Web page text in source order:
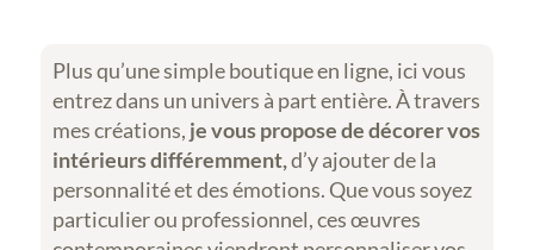
Plus qu’une simple boutique en ligne, ici vous
entrez dans un univers à part entière. À travers
mes créations, je vous propose de décorer vos
intérieurs différemment,d’y ajouter de la
personnalité et des émotions. Que vous soyez
particulier ou professionnel, ces œuvres